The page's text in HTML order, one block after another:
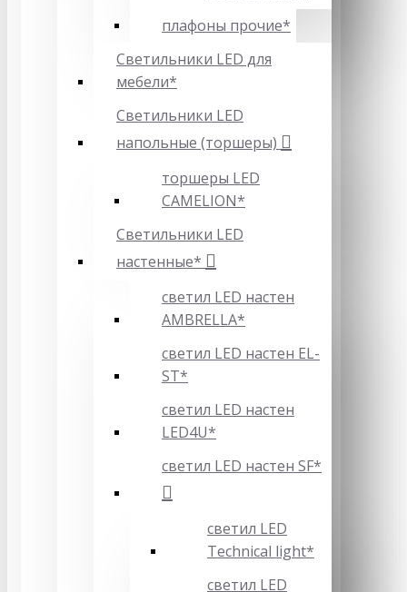
плафоны прочие*
Светильники LED для
мебели*
Светильники LED
напольные (торшеры)
торшеры LED
CAMELION*
Светильники LED
настенные*
светил LED настен
AMBRELLA*
светил LED настен EL-
ST*
светил LED настен
LED4U*
светил LED настен SF*
светил LED
Technical light*
светил LED